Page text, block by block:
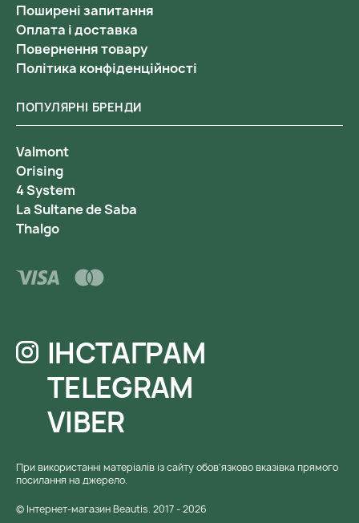
Поширені запитання
Оплата і доставка
Повернення товару
Політика конфіденційності
ПОПУЛЯРНІ БРЕНДИ
Valmont
Orising
4 System
La Sultane de Saba
Thalgo
ІНСТАГРАМ
TELEGRAM
VIBER
При використанні матеріалів із сайту обов'язково вказівка ​​прямого
посилання на джерело.
© Інтернет-магазин Beautis. 2017 - 2026